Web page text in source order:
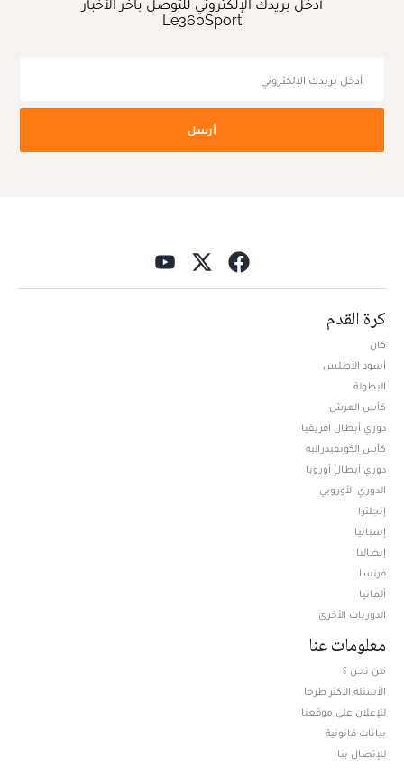
أدخل بريدك الإلكتروني للتوصل بآخر الأخبار
Le360Sport
أرسل
كرة القدم
كان
أسود الأطلس
البطولة
كأس العرش
دوري أبطال افريقيا
كأس الكونفيدرالية
دوري أبطال أوروبا
الدوري الأوروبي
إنجلترا
إسبانيا
إيطاليا
فرنسا
ألمانيا
الدوريات الأخرى
معلومات عنا
من نحن ؟
الأسئلة الأكثر طرحا
للإعلان على موقعنا
بيانات قانونية
للإتصال بنا